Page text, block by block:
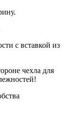
с вставкой из
чехла для